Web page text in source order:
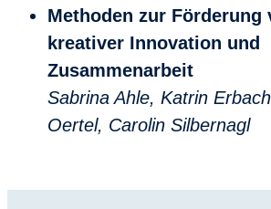
Methoden zur Förderung
kreativer Innovation und
Zusammenarbeit
Sabrina Ahle, Katrin
Oertel, Carolin Silbernagl